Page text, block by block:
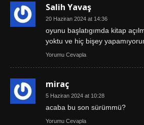
Salih Yavaş
20 Haziran 2024 at 14:36
oyunu başlatıgımda kitap
yoktu ve hiç bişey
Yorumu Cevapla
miraç
5 Haziran 2024 at 10:28
acaba bu son sürümmü?
Yorumu Cevapla